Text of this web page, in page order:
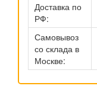
Доставка по
РФ:
Самовывоз
со склада в
Москве: